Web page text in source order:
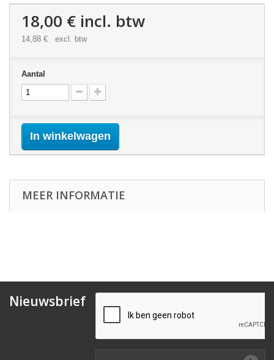
18,00 € incl. btw
14,88 € excl. btw
Aantal
In winkelwagen
MEER INFORMATIE
Nieuwsbrief